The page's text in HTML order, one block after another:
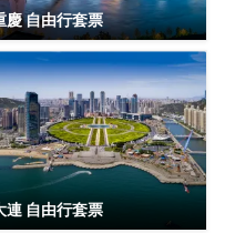
慶 自由行套票
連 自由行套票